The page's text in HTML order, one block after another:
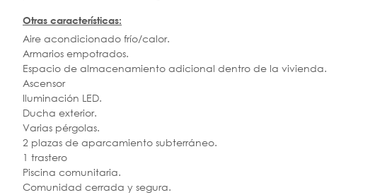
Otras características:
Aire acondicionado frío/calor.
Armarios empotrados.
Espacio de almacenamiento adicional dentro de la vivienda.
Ascensor
Iluminación LED.
Ducha exterior.
Varias pérgolas.
2 plazas de aparcamiento subterráneo.
1 trastero
Piscina comunitaria.
Comunidad cerrada y segura.